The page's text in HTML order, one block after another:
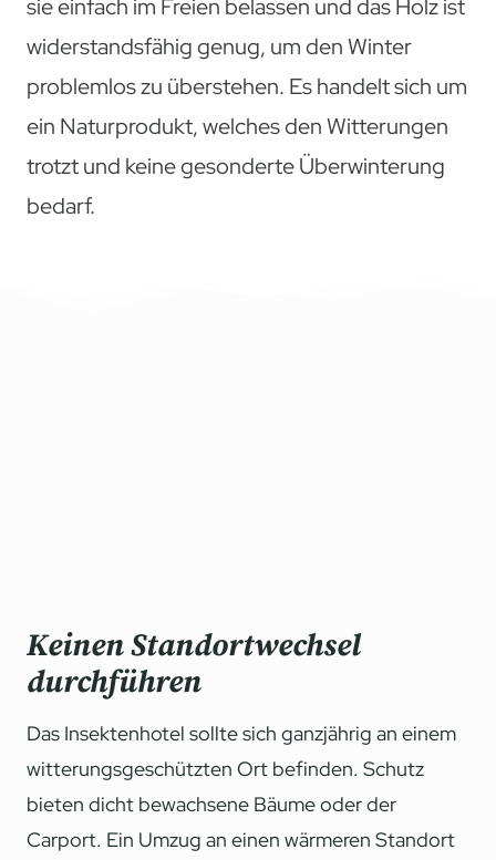
sie einfach im Freien belassen und das Holz ist
widerstandsfähig genug, um den Winter
problemlos zu überstehen. Es handelt sich um
ein Naturprodukt, welches den Witterungen
trotzt und keine gesonderte Überwinterung
bedarf.
Keinen Standortwechsel
durchführen
Das Insektenhotel sollte sich ganzjährig an einem
witterungsgeschützten Ort befinden. Schutz
bieten dicht bewachsene Bäume oder der
Carport. Ein Umzug an einen wärmeren Standort